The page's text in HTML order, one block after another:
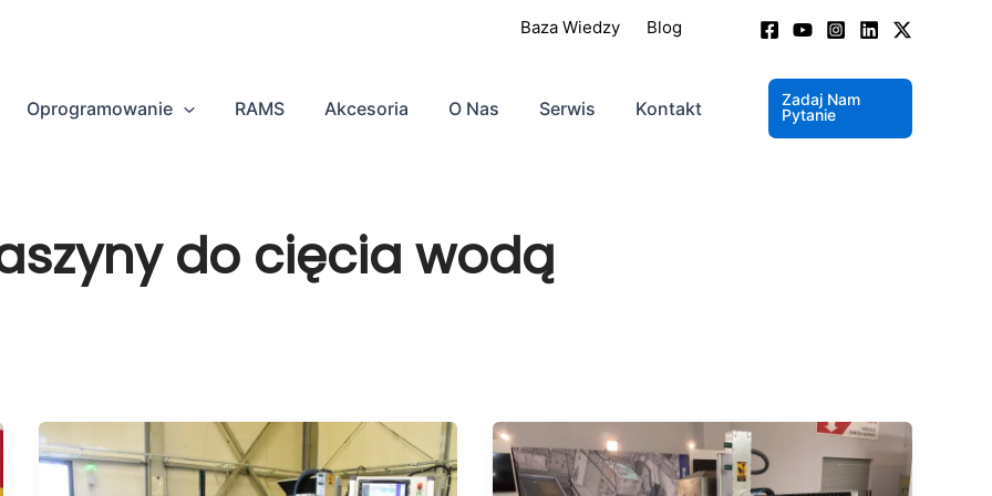
Baza Wiedzy Blog
Oprogramowanie RAMS Akcesoria O Nas Serwis Kontakt
Zadaj Nam
Pytanie
do cięcia wodą
poziom
w